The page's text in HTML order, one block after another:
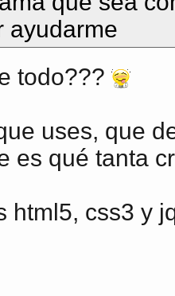
ayudarme
todo???
uses, que
es qué tanta
html5, css3 y